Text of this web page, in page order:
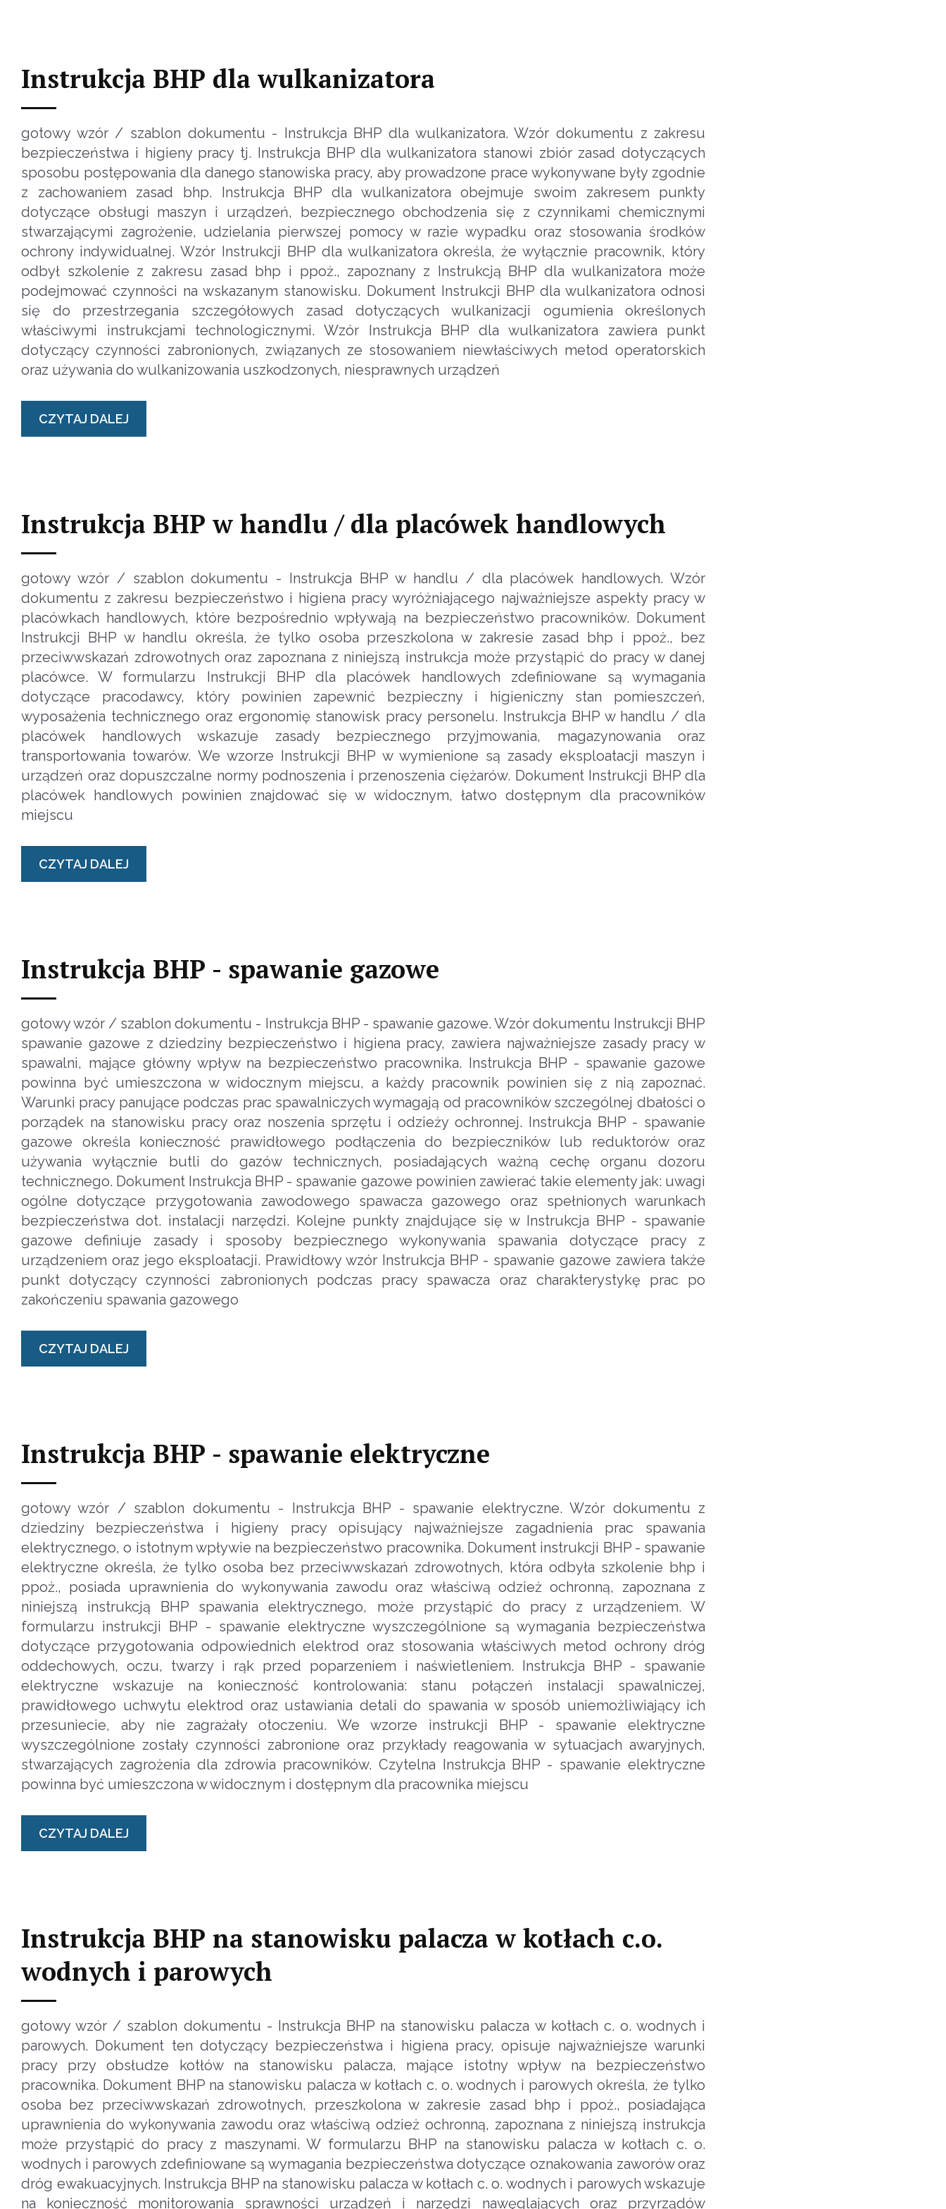
Instrukcja BHP dla wulkanizatora
gotowy wzór / szablon dokumentu - Instrukcja BHP dla wulkanizatora. Wzór dokumentu z zakresu
bezpieczeństwa i higieny pracy tj. Instrukcja BHP dla wulkanizatora stanowi zbiór zasad dotyczących
sposobu postępowania dla danego stanowiska pracy, aby prowadzone prace wykonywane były zgodnie
z zachowaniem zasad bhp. Instrukcja BHP dla wulkanizatora obejmuje swoim zakresem punkty
dotyczące obsługi maszyn i urządzeń, bezpiecznego obchodzenia się z czynnikami chemicznymi
stwarzającymi zagrożenie, udzielania pierwszej pomocy w razie wypadku oraz stosowania środków
ochrony indywidualnej. Wzór Instrukcji BHP dla wulkanizatora określa, że wyłącznie pracownik, który
odbył szkolenie z zakresu zasad bhp i ppoż., zapoznany z Instrukcją BHP dla wulkanizatora może
podejmować czynności na wskazanym stanowisku. Dokument Instrukcji BHP dla wulkanizatora odnosi
się do przestrzegania szczegółowych zasad dotyczących wulkanizacji ogumienia określonych
właściwymi instrukcjami technologicznymi. Wzór Instrukcja BHP dla wulkanizatora zawiera punkt
dotyczący czynności zabronionych, związanych ze stosowaniem niewłaściwych metod operatorskich
oraz używania do wulkanizowania uszkodzonych, niesprawnych urządzeń
CZYTAJ DALEJ
Instrukcja BHP w handlu / dla placówek handlowych
gotowy wzór / szablon dokumentu - Instrukcja BHP w handlu / dla placówek handlowych. Wzór
dokumentu z zakresu bezpieczeństwo i higiena pracy wyróżniającego najważniejsze aspekty pracy w
placówkach handlowych, które bezpośrednio wpływają na bezpieczeństwo pracowników. Dokument
Instrukcji BHP w handlu określa, że tylko osoba przeszkolona w zakresie zasad bhp i ppoż., bez
przeciwwskazań zdrowotnych oraz zapoznana z niniejszą instrukcja może przystąpić do pracy w danej
placówce. W formularzu Instrukcji BHP dla placówek handlowych zdefiniowane są wymagania
dotyczące pracodawcy, który powinien zapewnić bezpieczny i higieniczny stan pomieszczeń,
wyposażenia technicznego oraz ergonomię stanowisk pracy personelu. Instrukcja BHP w handlu / dla
placówek handlowych wskazuje zasady bezpiecznego przyjmowania, magazynowania oraz
transportowania towarów. We wzorze Instrukcji BHP w wymienione są zasady eksploatacji maszyn i
urządzeń oraz dopuszczalne normy podnoszenia i przenoszenia ciężarów. Dokument Instrukcji BHP dla
placówek handlowych powinien znajdować się w widocznym, łatwo dostępnym dla pracowników
miejscu
CZYTAJ DALEJ
Instrukcja BHP - spawanie gazowe
gotowy wzór / szablon dokumentu - Instrukcja BHP - spawanie gazowe. Wzór dokumentu Instrukcji BHP
spawanie gazowe z dziedziny bezpieczeństwo i higiena pracy, zawiera najważniejsze zasady pracy w
spawalni, mające główny wpływ na bezpieczeństwo pracownika. Instrukcja BHP - spawanie gazowe
powinna być umieszczona w widocznym miejscu, a każdy pracownik powinien się z nią zapoznać.
Warunki pracy panujące podczas prac spawalniczych wymagają od pracowników szczególnej dbałości o
porządek na stanowisku pracy oraz noszenia sprzętu i odzieży ochronnej. Instrukcja BHP - spawanie
gazowe określa konieczność prawidłowego podłączenia do bezpieczników lub reduktorów oraz
używania wyłącznie butli do gazów technicznych, posiadających ważną cechę organu dozoru
technicznego. Dokument Instrukcja BHP - spawanie gazowe powinien zawierać takie elementy jak: uwagi
ogólne dotyczące przygotowania zawodowego spawacza gazowego oraz spełnionych warunkach
bezpieczeństwa dot. instalacji narzędzi. Kolejne punkty znajdujące się w Instrukcja BHP - spawanie
gazowe definiuje zasady i sposoby bezpiecznego wykonywania spawania dotyczące pracy z
urządzeniem oraz jego eksploatacji. Prawidłowy wzór Instrukcja BHP - spawanie gazowe zawiera także
punkt dotyczący czynności zabronionych podczas pracy spawacza oraz charakterystykę prac po
zakończeniu spawania gazowego
CZYTAJ DALEJ
Instrukcja BHP - spawanie elektryczne
gotowy wzór / szablon dokumentu - Instrukcja BHP - spawanie elektryczne. Wzór dokumentu z
dziedziny bezpieczeństwa i higieny pracy opisujący najważniejsze zagadnienia prac spawania
elektrycznego, o istotnym wpływie na bezpieczeństwo pracownika. Dokument instrukcji BHP - spawanie
elektryczne określa, że tylko osoba bez przeciwwskazań zdrowotnych, która odbyła szkolenie bhp i
ppoż., posiada uprawnienia do wykonywania zawodu oraz właściwą odzież ochronną, zapoznana z
niniejszą instrukcją BHP spawania elektrycznego, może przystąpić do pracy z urządzeniem. W
formularzu instrukcji BHP - spawanie elektryczne wyszczególnione są wymagania bezpieczeństwa
dotyczące przygotowania odpowiednich elektrod oraz stosowania właściwych metod ochrony dróg
oddechowych, oczu, twarzy i rąk przed poparzeniem i naświetleniem. Instrukcja BHP - spawanie
elektryczne wskazuje na konieczność kontrolowania: stanu połączeń instalacji spawalniczej,
prawidłowego uchwytu elektrod oraz ustawiania detali do spawania w sposób uniemożliwiający ich
przesuniecie, aby nie zagrażały otoczeniu. We wzorze instrukcji BHP - spawanie elektryczne
wyszczególnione zostały czynności zabronione oraz przykłady reagowania w sytuacjach awaryjnych,
stwarzających zagrożenia dla zdrowia pracowników. Czytelna Instrukcja BHP - spawanie elektryczne
powinna być umieszczona w widocznym i dostępnym dla pracownika miejscu
CZYTAJ DALEJ
Instrukcja BHP na stanowisku palacza w kotłach c.o.
wodnych i parowych
gotowy wzór / szablon dokumentu - Instrukcja BHP na stanowisku palacza w kotłach c. o. wodnych i
parowych. Dokument ten dotyczący bezpieczeństwa i higiena pracy, opisuje najważniejsze warunki
pracy przy obsłudze kotłów na stanowisku palacza, mające istotny wpływ na bezpieczeństwo
pracownika. Dokument BHP na stanowisku palacza w kotłach c. o. wodnych i parowych określa, że tylko
osoba bez przeciwwskazań zdrowotnych, przeszkolona w zakresie zasad bhp i ppoż., posiadająca
uprawnienia do wykonywania zawodu oraz właściwą odzież ochronną, zapoznana z niniejszą instrukcja
może przystąpić do pracy z maszynami. W formularzu BHP na stanowisku palacza w kotłach c. o.
wodnych i parowych zdefiniowane są wymagania bezpieczeństwa dotyczące oznakowania zaworów oraz
dróg ewakuacyjnych. Instrukcja BHP na stanowisku palacza w kotłach c. o. wodnych i parowych wskazuje
na konieczność monitorowania sprawności urządzeń i narzędzi nawęglających oraz przyrządów